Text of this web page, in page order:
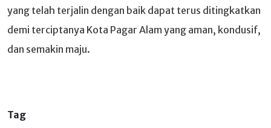
yang telah terjalin dengan baik dapat terus ditingkatkan
demi terciptanya Kota Pagar Alam yang aman, kondusif,
dan semakin maju.
Tag